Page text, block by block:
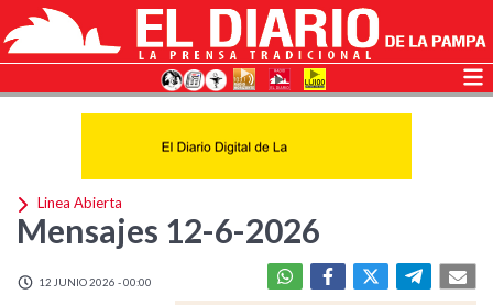
Linea Abierta
Mensajes 12-6-2026
12 JUNIO 2026 - 00:00